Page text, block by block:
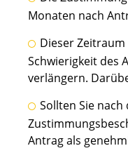
Monaten nach
Dieser
Schwierigkeit des
verlängern.
Sollten Sie
Antrag als